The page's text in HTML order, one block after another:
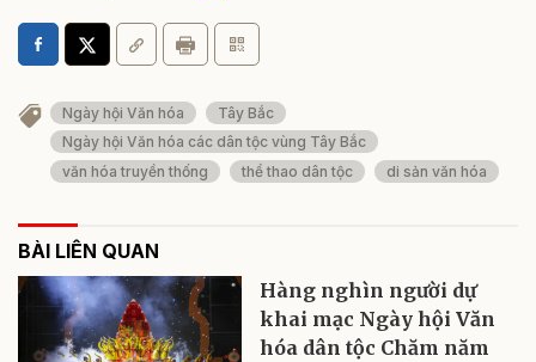
Ngày hội Văn hóa
Tây Bắc
Ngày hội Văn hóa các dân tộc vùng Tây Bắc
văn hóa truyền thống
thể thao dân tộc di sản văn hóa
BÀI LIÊN QUAN
Hàng nghìn người dự
khai mạc Ngày hội Văn
hóa dân tộc Chăm năm